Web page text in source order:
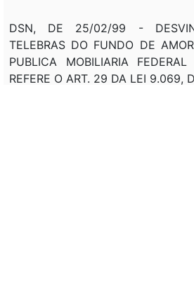
DSN, DE 25/02/99 -
TELEBRAS DO FUNDO DE
PUBLICA MOBILIARIA
REFERE O ART. 29 DA LEI 9.069,